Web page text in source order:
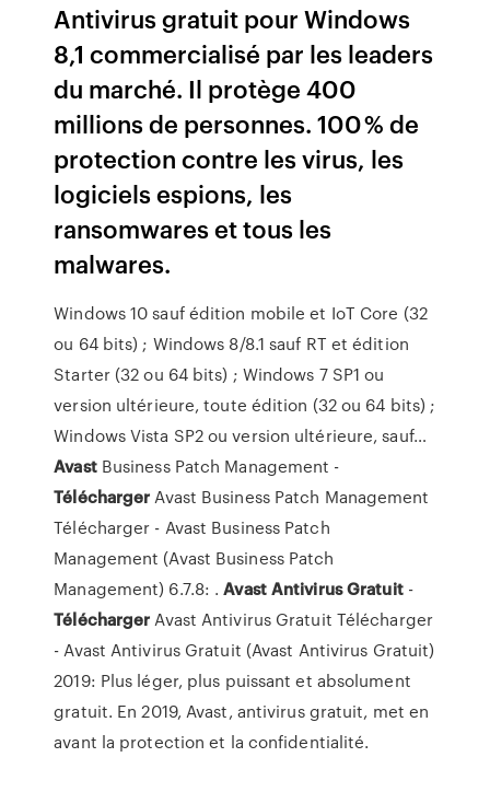
Antivirus gratuit pour Windows
8,1 commercialisé par les leaders
du marché. Il protège 400
millions de personnes. 100 % de
protection contre les virus, les
logiciels espions, les
ransomwares et tous les
malwares.
Windows 10 sauf édition mobile et IoT Core (32
ou 64 bits) ; Windows 8/8.1 sauf RT et édition
Starter (32 ou 64 bits) ; Windows 7 SP1 ou
version ultérieure, toute édition (32 ou 64 bits) ;
Windows Vista SP2 ou version ultérieure, sauf…
AvastBusiness Patch Management -
TéléchargerAvast Business Patch Management
Télécharger - Avast Business Patch
Management (Avast Business Patch
Management) 6.7.8: .AvastAntivirusGratuit-
TéléchargerAvast Antivirus Gratuit Télécharger
- Avast Antivirus Gratuit (Avast Antivirus Gratuit)
2019: Plus léger, plus puissant et absolument
gratuit. En 2019, Avast, antivirus gratuit, met en
avant la protection et la confidentialité.